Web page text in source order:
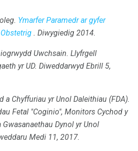
Ymarfer Paramedr ar gyfer
. Diwygiedig 2014.
Uwchsain. Llyfrgell
yr UD. Diweddarwyd Ebrill 5,
a Chyffuriau yr Unol Daleithiau (FDA).
Fetal "Coginio", Monitors Cychod y
Gwasanaethau Dynol yr Unol
Medi 11, 2017.